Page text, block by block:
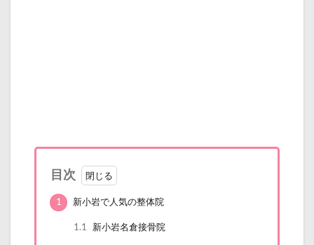
目次
1 新小岩で人気の整体院
1.1 新小岩名倉接骨院